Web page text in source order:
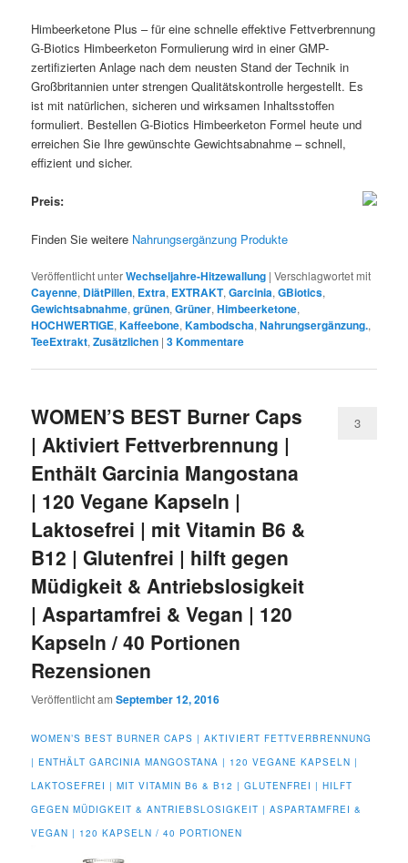
Himbeerketone Plus – für eine schnelle effektive Fettverbrennung
G-Biotics Himbeerketon Formulierung wird in einer GMP-
zertifizierten Anlage nach dem neusten Stand der Technik in
Großbritannien unter strengen Qualitätskontrolle hergestellt. Es
ist mit natürlichen, sicheren und wirksamen Inhaltsstoffen
formuliert. Bestellen G-Biotics Himbeerketon Formel heute und
erreichen Sie Ihre gewünschte Gewichtsabnahme – schnell,
effizient und sicher.
Preis:
Finden Sie weitere Nahrungsergänzung Produkte
Veröffentlicht unterWechseljahre-Hitzewallung |Verschlagwortet mit
Cayenne, DiätPillen, Extra, EXTRAKT,Garcinia,GBiotics,
Gewichtsabnahme,grünen,Grüner,Himbeerketone,
HOCHWERTIGE,Kaffeebone,Kambodscha,Nahrungsergänzung.,
TeeExtrakt,Zusätzlichen |3Kommentare
WOMEN’S BEST Burner Caps
| Aktiviert Fettverbrennung |
Enthält Garcinia Mangostana
| 120 Vegane Kapseln |
Laktosefrei | mit Vitamin B6 &
B12 | Glutenfrei | hilft gegen
Müdigkeit & Antriebslosigkeit
| Aspartamfrei & Vegan | 120
Kapseln / 40 Portionen
Rezensionen
Veröffentlicht amSeptember 12, 2016
3
WOMEN’S BEST BURNER CAPS | AKTIVIERT FETTVERBRENNUNG
| ENTHÄLT GARCINIA MANGOSTANA | 120 VEGANE KAPSELN |
LAKTOSEFREI | MIT VITAMIN B6 & B12 | GLUTENFREI | HILFT
GEGEN MÜDIGKEIT & ANTRIEBSLOSIGKEIT | ASPARTAMFREI &
VEGAN | 120 KAPSELN / 40 PORTIONEN